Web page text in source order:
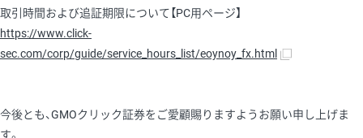
取引時間および追証期限について【PC用ページ】
https://www.click-
sec.com/corp/guide/service_hours_list/eoynoy_fx.html
今後とも、GMOクリック証券をご愛顧賜りますようお願い申し上げま
す。